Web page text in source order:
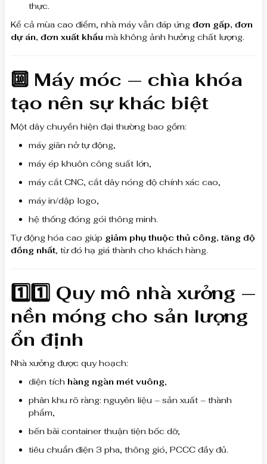
thực.
Kể cả mùa cao điểm, nhà máy vẫn đáp ứng đơn gấp, đơn
dự án, đơn xuất khẩu mà không ảnh hưởng chất lượng.
🔟 Máy móc — chìa khóa
tạo nên sự khác biệt
Một dây chuyền hiện đại thường bao gồm:
máy giãn nở tự động,
máy ép khuôn công suất lớn,
máy cắt CNC, cắt dây nóng độ chính xác cao,
máy in/dập logo,
hệ thống đóng gói thông minh.
Tự động hóa cao giúp giảm phụ thuộc thủ công, tăng độ
đồng nhất, từ đó hạ giá thành cho khách hàng.
1️⃣1️⃣ Quy mô nhà xưởng —
nền móng cho sản lượng
ổn định
Nhà xưởng được quy hoạch:
diện tích hàng ngàn mét vuông,
phân khu rõ ràng: nguyên liệu – sản xuất – thành
phẩm,
bến bãi container thuận tiện bốc dỡ,
tiêu chuẩn điện 3 pha, thông gió, PCCC đầy đủ.